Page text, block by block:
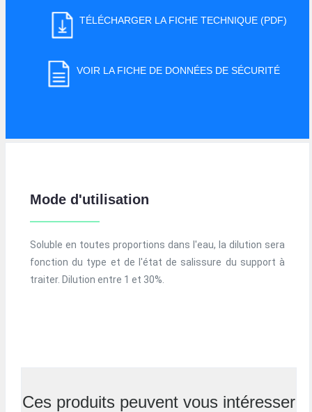
TÉLÉCHARGER LA FICHE TECHNIQUE (PDF)
VOIR LA FICHE DE DONNÉES DE SÉCURITÉ
Mode d'utilisation
Soluble en toutes proportions dans l'eau, la dilution sera
fonction du type et de l'état de salissure du support à
traiter. Dilution entre 1 et 30%.
Ces produits peuvent vous intéresser